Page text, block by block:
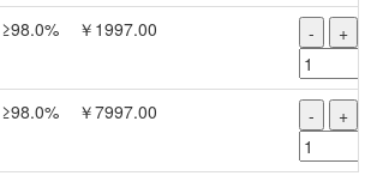
≥98.0% ￥1997.00 - +
≥98.0% ￥7997.00 - +